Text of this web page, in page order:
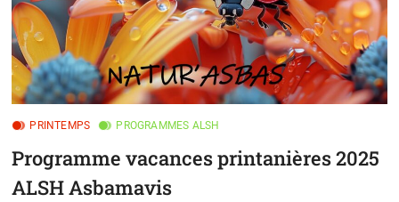
PRINTEMPS PROGRAMMES ALSH
Programme vacances printanières 2025
ALSH Asbamavis